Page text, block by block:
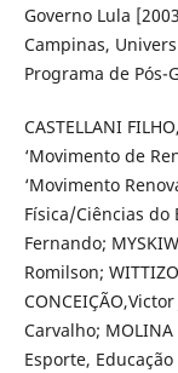
Governo Lula
Campinas,
Programa de Pós-
CASTELLANI
‘Movimento de
‘Movimento
Física/Ciências do
Fernando;
Romilson;
Carvalho;
Esporte,